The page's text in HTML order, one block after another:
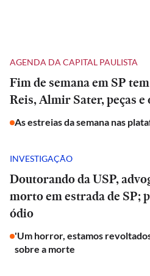
AGENDA DA CAPITAL PAULISTA
Fim de semana em SP
Reis, Almir Sater, peças e
As estreias da semana nas
INVESTIGAÇÃO
Doutorando da USP,
morto em estrada de SP;
ódio
'Um horror, estamos
sobre a morte